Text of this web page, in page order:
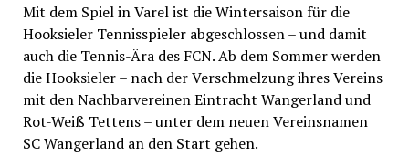
Mit dem Spiel in Varel ist die Wintersaison für die
Hooksieler Tennisspieler abgeschlossen – und damit
auch die Tennis-Ära des FCN. Ab dem Sommer werden
die Hooksieler – nach der Verschmelzung ihres Vereins
mit den Nachbarvereinen Eintracht Wangerland und
Rot-Weiß Tettens – unter dem neuen Vereinsnamen
SC Wangerland an den Start gehen.